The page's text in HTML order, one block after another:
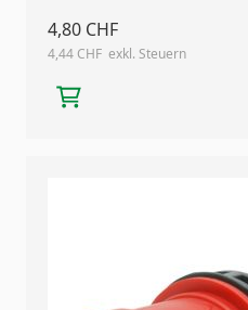
4,80 CHF
4,44 CHF